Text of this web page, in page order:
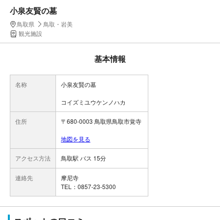
小泉友賢の墓
鳥取県
鳥取・岩美
観光施設
基本情報
名称 小泉友賢の墓
コイズミユウケンノハカ
住所 〒680-0003 鳥取県鳥取市覚寺
地図を見る
アクセス方法 鳥取駅 バス 15分
連絡先
摩尼寺
TEL：0857-23-5300